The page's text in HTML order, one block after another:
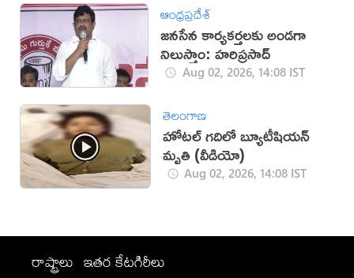
ఆంధ్రప్రదేశ్
జనసేన కార్యకర్తలకు అండగా
నిలుస్తాం: హరిప్రసాద్
Aug 02, 2026, 14:08 IST
తెలంగాణ
హోటల్ గదిలో బ్యూటీషియన్
మృతి (వీడియో)
Aug 02, 2026, 14:08 IST
రాష్ట్రాలు ఇతర కేటగిరీలు